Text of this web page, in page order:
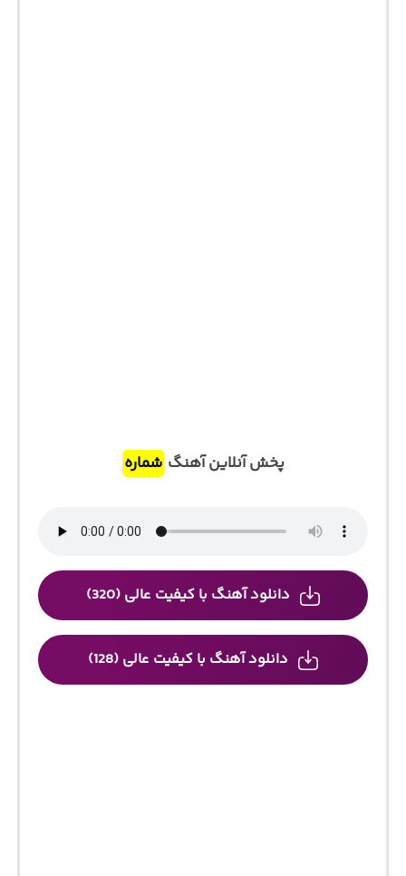
پخش آنلاین آهنگ شماره
دانلود آهنگ با کیفیت عالی (320)
دانلود آهنگ با کیفیت عالی (128)